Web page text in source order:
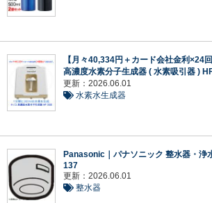
【月々40,334円＋カード会社金利×24
高濃度水素分子生成器 ( 水素吸引器 )
更新：2026.06.01
水素水生成器
Panasonic｜パナソニック 整水器・浄
137
更新：2026.06.01
整水器